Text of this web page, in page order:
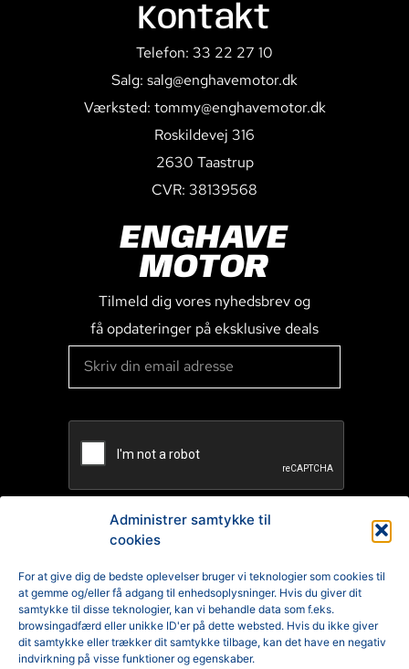
Administrer samtykke til
cookies
For at give dig de bedste oplevelser bruger vi teknologier som cookies til
at gemme og/eller få adgang til enhedsoplysninger. Hvis du giver dit
samtykke til disse teknologier, kan vi behandle data som f.eks.
browsingadfærd eller unikke ID'er på dette websted. Hvis du ikke giver
dit samtykke eller trækker dit samtykke tilbage, kan det have en negativ
indvirkning på visse funktioner og egenskaber.
Kontakt
Telefon: 33 22 27 10
Salg: salg@enghavemotor.dk
Værksted: tommy@enghavemotor.dk
Roskildevej 316
2630 Taastrup
CVR: 38139568
ENGHAVE
MOTOR
Tilmeld dig vores nyhedsbrev og
få opdateringer på eksklusive deals
Reklamation
Generelle Handelsbetingelser